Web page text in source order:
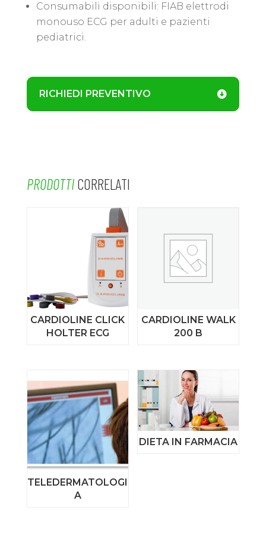
Consumabili disponibili: FIAB elettrodi
monouso ECG per adulti e pazienti
pediatrici.
RICHIEDI PREVENTIVO
PRODOTTI CORRELATI
CARDIOLINE CLICK
HOLTER ECG
CARDIOLINE WALK
200 B
TELEDERMATOLOGI
A
DIETA IN FARMACIA